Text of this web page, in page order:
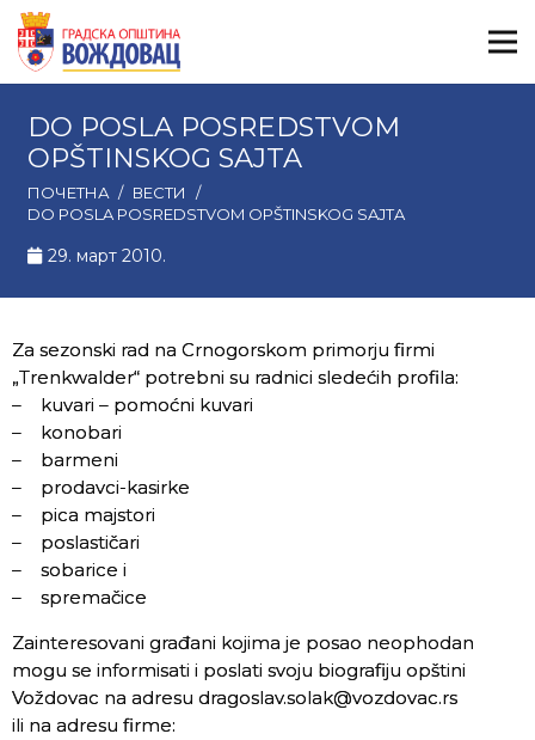
DO POSLA POSREDSTVOM
OPŠTINSKOG SAJTA
ПОЧЕТНА / ВЕСТИ
/
DO POSLA POSREDSTVOM OPŠTINSKOG SAJTA
29. март 2010.
Za sezonski rad na Crnogorskom primorju firmi
„Trenkwalder“ potrebni su radnici sledećih profila:
– kuvari – pomoćni kuvari
– konobari
– barmeni
– prodavci-kasirke
– pica majstori
– poslastičari
– sobarice i
– spremačice
Zainteresovani građani kojima je posao neophodan
mogu se informisati i poslati svoju biografiju opštini
Voždovac na adresu dragoslav.solak@vozdovac.rs
ili na adresu firme: